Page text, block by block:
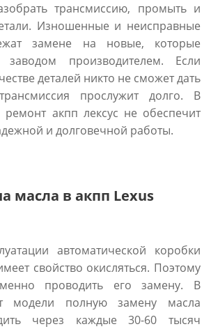
трансмиссию, промыть и
Изношенные и неисправные
замене на новые, которые
заводом производителем. Если
деталей никто не сможет дать
прослужит долго. В
акпп лексус не обеспечит
и долговечной работы.
масла в акпп Lexus
автоматической коробки
свойство окисляться. Поэтому
проводить его замену. В
модели полную замену масла
через каждые 30-60 тысяч